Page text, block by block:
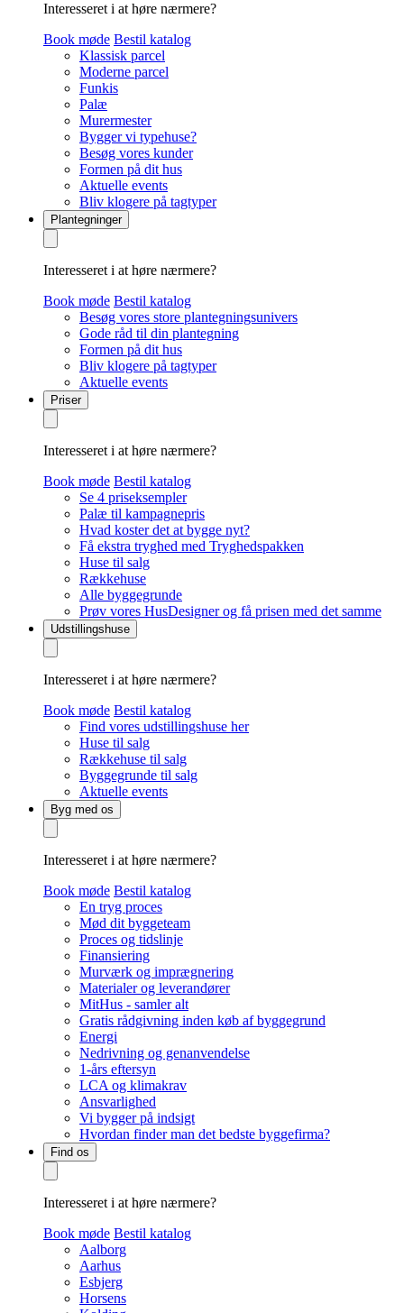
Interesseret i at høre nærmere?
Book møde Bestil katalog
Klassisk parcel
Moderne parcel
Funkis
Palæ
Murermester
Bygger vi typehuse?
Besøg vores kunder
Formen på dit hus
Aktuelle events
Bliv klogere på tagtyper
Plantegninger
Interesseret i at høre nærmere?
Book møde Bestil katalog
Besøg vores store plantegningsunivers
Gode råd til din plantegning
Formen på dit hus
Bliv klogere på tagtyper
Aktuelle events
Priser
Interesseret i at høre nærmere?
Book møde Bestil katalog
Se 4 priseksempler
Palæ til kampagnepris
Hvad koster det at bygge nyt?
Få ekstra tryghed med Tryghedspakken
Huse til salg
Rækkehuse
Alle byggegrunde
Prøv vores HusDesigner og få prisen med det samme
Udstillingshuse
Interesseret i at høre nærmere?
Book møde Bestil katalog
Find vores udstillingshuse her
Huse til salg
Rækkehuse til salg
Byggegrunde til salg
Aktuelle events
Byg med os
Interesseret i at høre nærmere?
Book møde Bestil katalog
En tryg proces
Mød dit byggeteam
Proces og tidslinje
Finansiering
Murværk og imprægnering
Materialer og leverandører
MitHus - samler alt
Gratis rådgivning inden køb af byggegrund
Energi
Nedrivning og genanvendelse
1-års eftersyn
LCA og klimakrav
Ansvarlighed
Vi bygger på indsigt
Hvordan finder man det bedste byggefirma?
Find os
Interesseret i at høre nærmere?
Book møde Bestil katalog
Aalborg
Aarhus
Esbjerg
Horsens